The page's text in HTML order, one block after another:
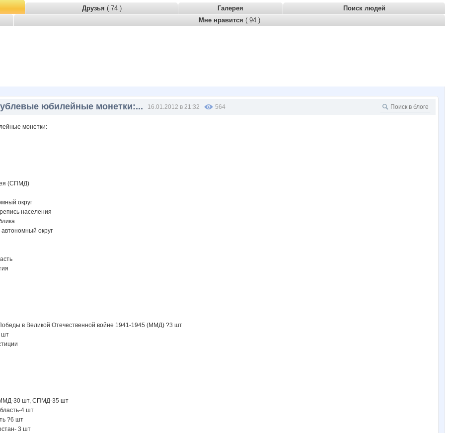
Друзья ( 74 ) Галерея
Поиск людей
Мне нравится ( 94 )
юбилейные монетки:... 16.01.2012 в 21:32 564
монетки:
(СПМД)
округ
населения
округ
в Великой Отечественной войне 1941-1945 (ММД) ?3 шт
шт
30 шт, СПМД-35 шт
4 шт
?6 шт
3 шт